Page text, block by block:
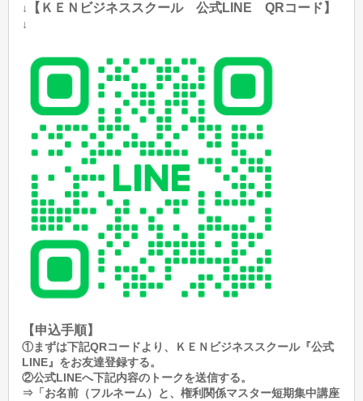
↓ 【ＫＥＮビジネススクール 公式LINE QRコード】
↓
【申込手順】
①まずは下記QRコードより、ＫＥＮビジネススクール『公式
LINE』をお友達登録する。
②公式LINEへ下記内容のトークを送信する。
⇒「お名前（フルネーム）と、権利関係マスター短期集中講座